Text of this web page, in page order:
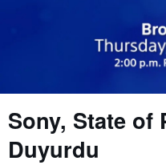
Sony, State
Duyurdu